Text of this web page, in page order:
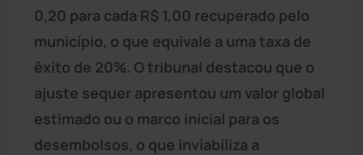
0,20 para cada R$ 1,00 recuperado pelo
município, o que equivale a uma taxa de
êxito de 20%. O tribunal destacou que o
ajuste sequer apresentou um valor global
estimado ou o marco inicial para os
desembolsos, o que inviabiliza a